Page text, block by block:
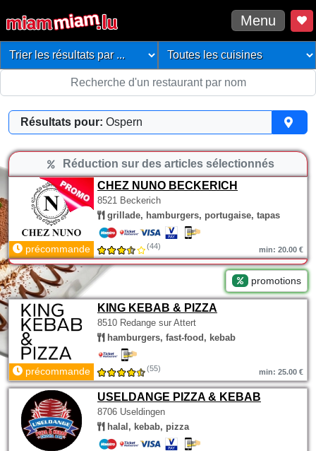
Menu
Résultats pour: Ospern
Réduction sur des articles sélectionnés
CHEZ NUNO BECKERICH
8521 Beckerich
grillade, hamburgers, portugaise, tapas
précommande (44) min: 20.00 €
promotions
KING KEBAB & PIZZA
8510 Redange sur Attert
hamburgers, fast-food, kebab
précommande (55) min: 25.00 €
USELDANGE PIZZA & KEBAB
8706 Useldingen
halal, kebab, pizza